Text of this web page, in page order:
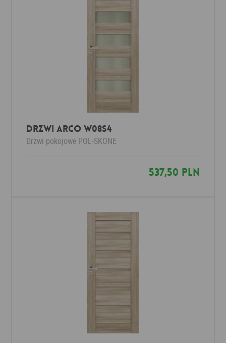
Drzwi Arco W08S4
Drzwi pokojowe POL-SKONE
537,50 PLN